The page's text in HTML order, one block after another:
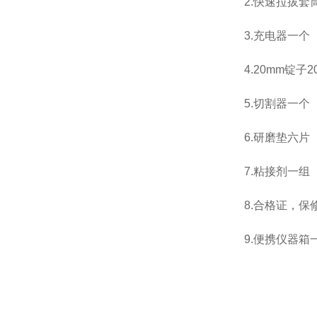
3.充电器一个
4.20mm锭子
5.切割器一个
6.研磨垫六片
7.粘接剂一组
8.合格证，保
9.便携仪器箱